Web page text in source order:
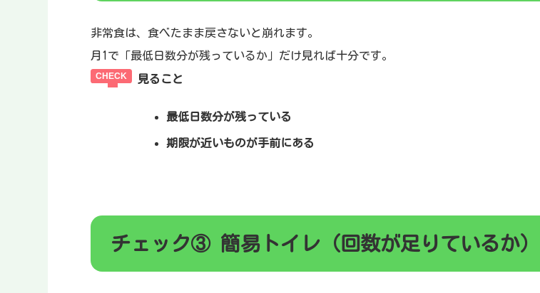
非常食は、食べたまま戻さないと崩れます。
月1で「最低日数分が残っているか」だけ見れば十分です。
見ること
最低日数分が残っている
期限が近いものが手前にある
チェック③ 簡易トイレ（回数が足りているか）